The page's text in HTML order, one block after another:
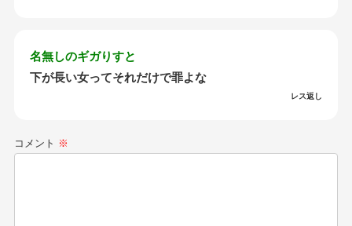
名無しのギガりすと
下が長い女ってそれだけで罪よな
レス返し
コメント ※